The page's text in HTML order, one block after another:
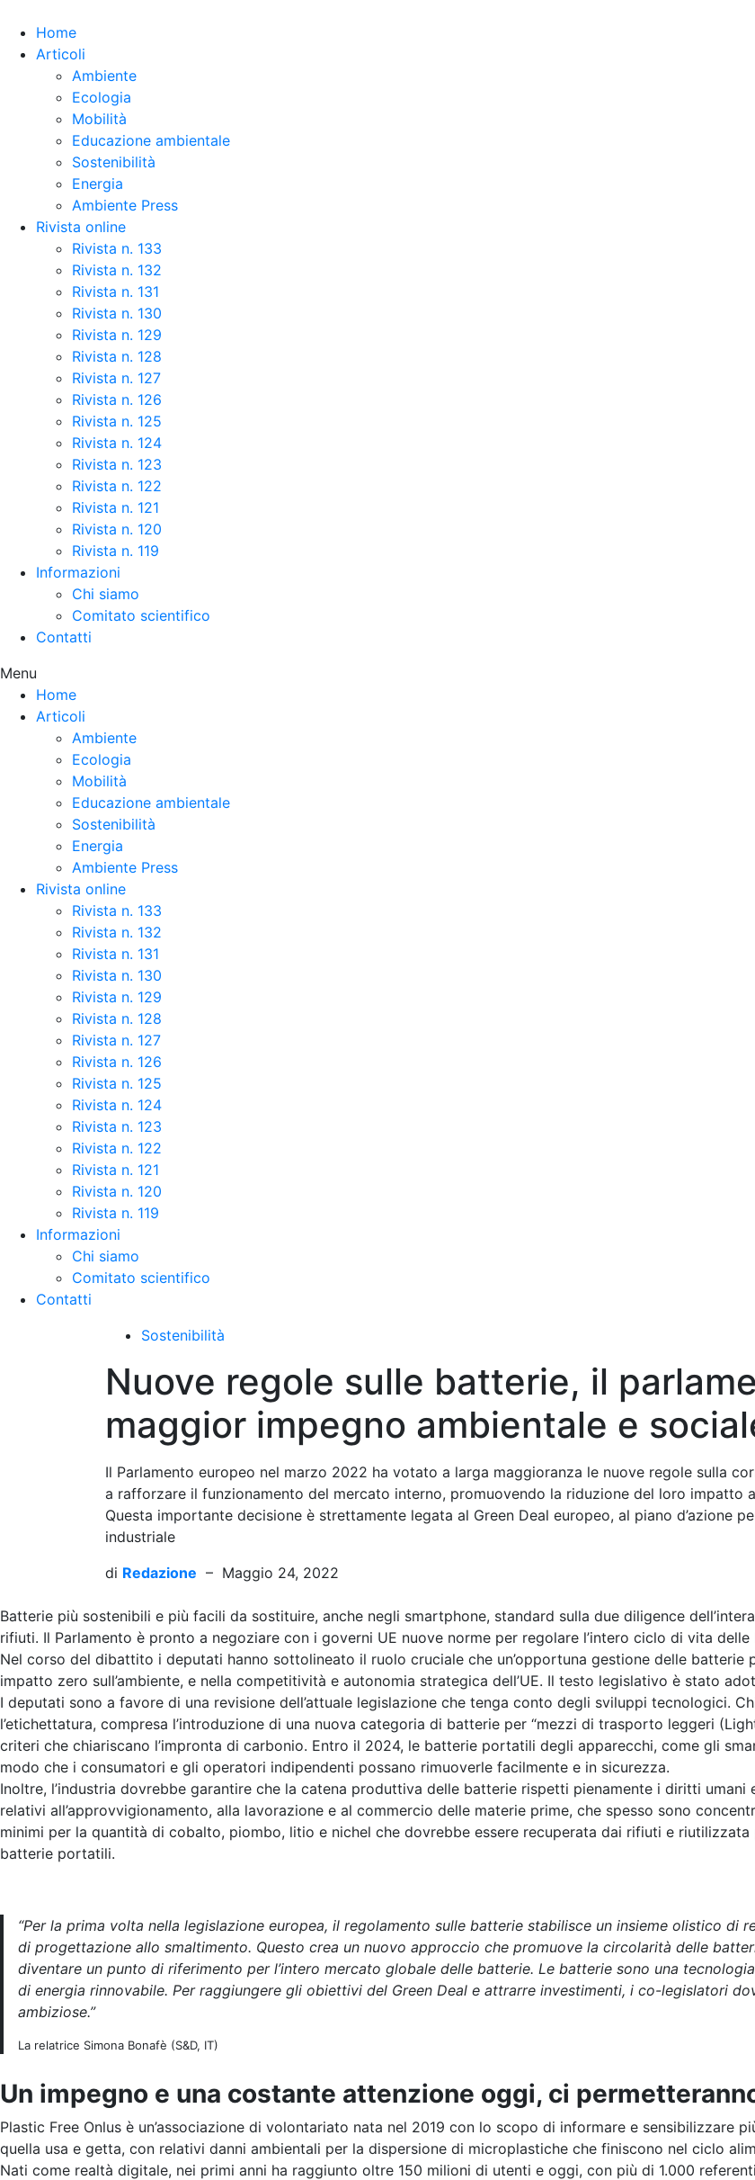
Home
Articoli
Ambiente
Ecologia
Mobilità
Educazione ambientale
Sostenibilità
Energia
Ambiente Press
Rivista online
Rivista n. 133
Rivista n. 132
Rivista n. 131
Rivista n. 130
Rivista n. 129
Rivista n. 128
Rivista n. 127
Rivista n. 126
Rivista n. 125
Rivista n. 124
Rivista n. 123
Rivista n. 122
Rivista n. 121
Rivista n. 120
Rivista n. 119
Informazioni
Chi siamo
Comitato scientifico
Contatti
Menu
Home
Articoli
Ambiente
Ecologia
Mobilità
Educazione ambientale
Sostenibilità
Energia
Ambiente Press
Rivista online
Rivista n. 133
Rivista n. 132
Rivista n. 131
Rivista n. 130
Rivista n. 129
Rivista n. 128
Rivista n. 127
Rivista n. 126
Rivista n. 125
Rivista n. 124
Rivista n. 123
Rivista n. 122
Rivista n. 121
Rivista n. 120
Rivista n. 119
Informazioni
Chi siamo
Comitato scientifico
Contatti
Sostenibilità
Nuove regole sulle batterie, il
maggior impegno ambientale e
Il Parlamento europeo nel marzo 2022 ha votato a larga maggioranza le nuove regole sulla
a rafforzare il funzionamento del mercato interno, promuovendo la riduzione del loro impatto
Questa importante decisione è strettamente legata al Green Deal europeo, al piano d’azione
industriale
di Redazione – Maggio 24, 2022
Batterie più sostenibili e più facili da sostituire, anche negli smartphone, standard sulla due diligence
rifiuti. Il Parlamento è pronto a negoziare con i governi UE nuove norme per regolare l’intero ciclo di vita
Nel corso del dibattito i deputati hanno sottolineato il ruolo cruciale che un’opportuna gestione delle batterie
impatto zero sull’ambiente, e nella competitività e autonomia strategica dell’UE. Il testo legislativo è stato
I deputati sono a favore di una revisione dell’attuale legislazione che tenga conto degli sviluppi tecnologici.
l’etichettatura, compresa l’introduzione di una nuova categoria di batterie per “mezzi di trasporto leggeri
criteri che chiariscano l’impronta di carbonio. Entro il 2024, le batterie portatili degli apparecchi, come gli
modo che i consumatori e gli operatori indipendenti possano rimuoverle facilmente e in sicurezza.
Inoltre, l’industria dovrebbe garantire che la catena produttiva delle batterie rispetti pienamente i diritti
relativi all’approvvigionamento, alla lavorazione e al commercio delle materie prime, che spesso sono
minimi per la quantità di cobalto, piombo, litio e nichel che dovrebbe essere recuperata dai rifiuti e
batterie portatili.
“Per la prima volta nella legislazione europea, il regolamento sulle batterie stabilisce un insieme olistico
di progettazione allo smaltimento. Questo crea un nuovo approccio che promuove la circolarità delle
diventare un punto di riferimento per l’intero mercato globale delle batterie. Le batterie sono una
di energia rinnovabile. Per raggiungere gli obiettivi del Green Deal e attrarre investimenti, i co-legislatori
ambiziose.”
La relatrice Simona Bonafè (S&D, IT)
Un impegno e una costante attenzione oggi, ci
Plastic Free Onlus è un’associazione di volontariato nata nel 2019 con lo scopo di informare e sensibilizzare
quella usa e getta, con relativi danni ambientali per la dispersione di microplastiche che finiscono nel ciclo
Nati come realtà digitale, nei primi anni ha raggiunto oltre 150 milioni di utenti e oggi, con più di 1.000